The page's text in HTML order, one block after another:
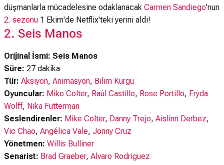
düşmanlarla mücadelesine odaklanacak Carmen Sandiego'nun
2. sezonu 1 Ekim'de Netflix'teki yerini aldı!
2. Seis Manos
Orijinal İsmi: Seis Manos
Süre: 27 dakika
Tür: Aksiyon, Animasyon, Bilim Kurgu
Oyuncular: Mike Colter, Raúl Castillo, Rose Portillo, Fryda
Wolff, Nika Futterman
Seslendirenler: Mike Colter, Danny Trejo, Aislinn Derbez,
Vic Chao, Angélica Vale, Jonny Cruz
Yönetmen: Willis Bulliner
Senarist: Brad Graeber, Alvaro Rodriguez